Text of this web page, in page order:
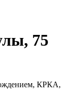
75
КРКА,